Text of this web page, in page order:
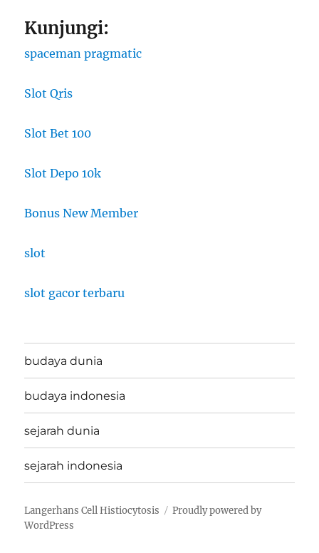
Kunjungi:
spaceman pragmatic
Slot Qris
Slot Bet 100
Slot Depo 10k
Bonus New Member
slot
slot gacor terbaru
budaya dunia
budaya indonesia
sejarah dunia
sejarah indonesia
Langerhans Cell Histiocytosis
Proudly powered by
WordPress